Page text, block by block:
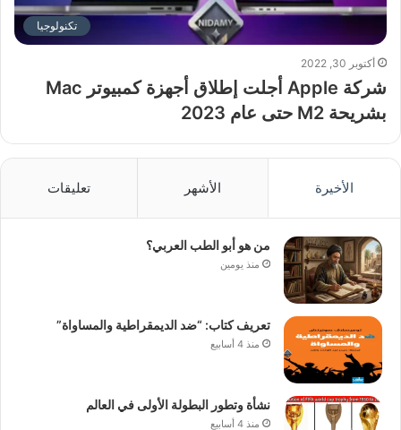
تكنولوجيا
أكتوبر 30, 2022
شركة Apple أجلت إطلاق أجهزة كمبيوتر Mac
بشريحة M2 حتى عام 2023
الأخيرة الأشهر تعليقات
من هو أبو الطب العربي؟
منذ يومين
تعريف كتاب: “ضد الديمقراطية والمساواة”
منذ 4 أسابيع
نشأة وتطور البطولة الأولى في العالم
منذ 4 أسابيع